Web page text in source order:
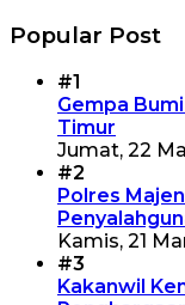
Popular Post
#1
Gempa
Timur
Jumat, 22
#2
Polres
Kamis, 21
#3
Kakanwil